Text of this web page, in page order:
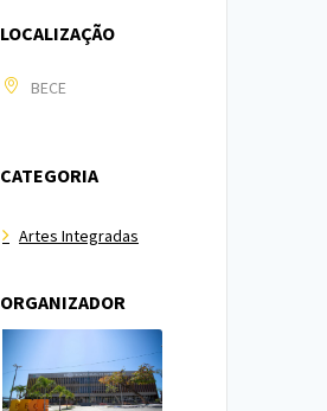
LOCALIZAÇÃO
BECE
CATEGORIA
Artes Integradas
ORGANIZADOR